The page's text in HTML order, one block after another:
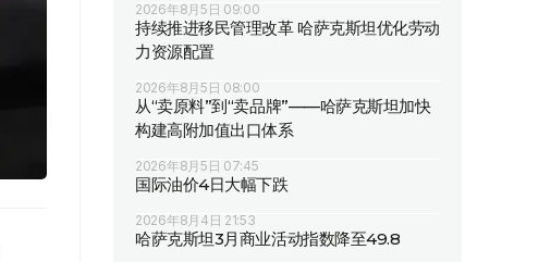
2026年8月5日 09:00
持续推进移民管理改革 哈萨克斯坦优化劳动
力资源配置
2026年8月5日 08:00
从“卖原料”到“卖品牌”——哈萨克斯坦加快
构建高附加值出口体系
2026年8月5日 07:45
国际油价4日大幅下跌
2026年8月4日 21:53
哈萨克斯坦3月商业活动指数降至49.8